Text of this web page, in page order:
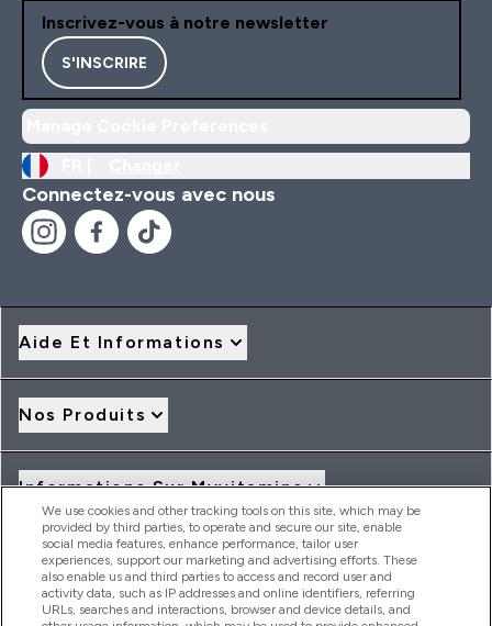
Inscrivez-vous à notre newsletter
S'INSCRIRE
Connectez-vous avec nous
Aide Et Informations
Nos Produits
Informations Sur Myvitamins
Offres Et Réductions
We use cookies and other tracking tools on this site, which may be
provided by third parties, to operate and secure our site, enable
social media features, enhance performance, tailor user
experiences, support our marketing and advertising efforts. These
also enable us and third parties to access and record user and
activity data, such as IP addresses and online identifiers, referring
URLs, searches and interactions, browser and device details, and